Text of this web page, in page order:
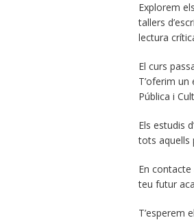
Explorem
tallers
lectura
El curs
T’oferim
Pública i
Els estudis
tots aquells
En
teu futur
T’esperem